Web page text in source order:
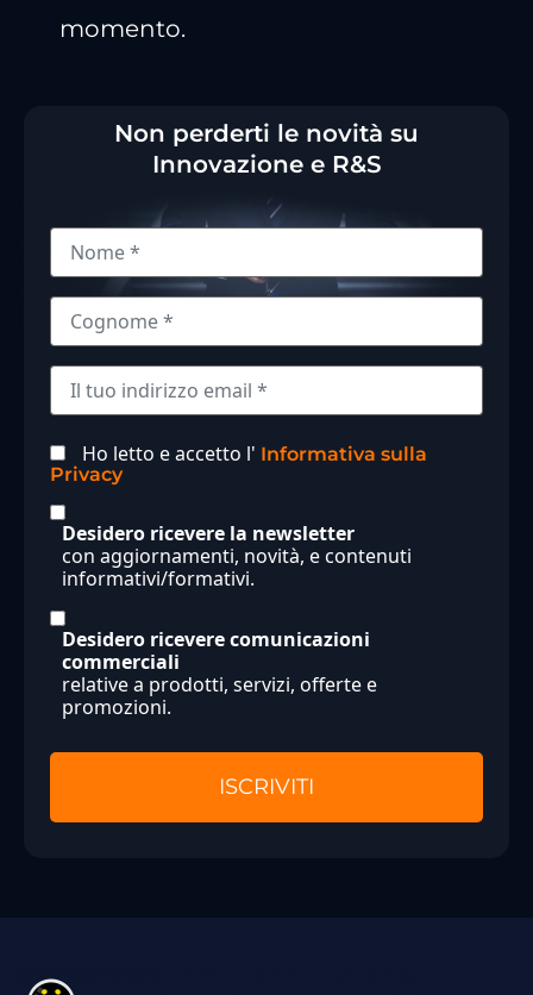
momento.
Non perderti le novità su
Innovazione e R&S
Ho letto e accetto l' Informativa sulla
Privacy
Desidero ricevere la newsletter
con aggiornamenti, novità, e contenuti
informativi/formativi.
Desidero ricevere comunicazioni
commerciali
relative a prodotti, servizi, offerte e
promozioni.